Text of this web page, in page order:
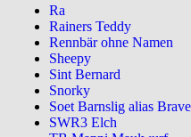
Ra
Rainers Teddy
Rennbär ohne Namen
Sheepy
Sint Bernard
Snorky
Soet Barnslig alias
SWR3 Elch